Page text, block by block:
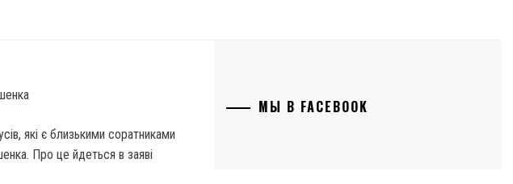
які є близькими соратниками
Про це йдеться в заяві
МЫ В FACEBOOK